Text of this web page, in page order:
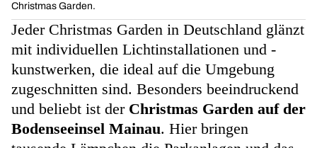
Christmas Garden.
Jeder Christmas Garden in Deutschland glänzt
mit individuellen Lichtinstallationen und -
kunstwerken, die ideal auf die Umgebung
zugeschnitten sind. Besonders beeindruckend
und beliebt ist der Christmas Garden auf der
Bodenseeinsel Mainau. Hier bringen